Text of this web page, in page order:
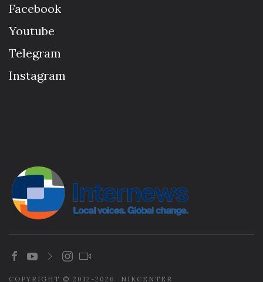
Facebook
Youtube
Telegram
Instagram
COPYRIGHT © 2012-2026. NIKCENTER